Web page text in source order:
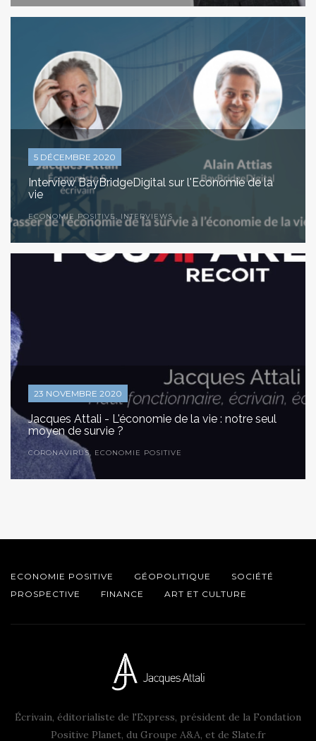
5 DÉCEMBRE 2020
Interview BayBridgeDigital sur l'Economie de la
vie
ECONOMIE POSITIVE, INTERVIEWS
23 NOVEMBRE 2020
Jacques Attali - L'économie de la vie : notre seul
moyen de survie ?
CORONAVIRUS, ECONOMIE POSITIVE
ECONOMIE POSITIVE GÉOPOLITIQUE
SOCIÉTÉ
PROSPECTIVE
FINANCE ART ET CULTURE
Écrivain, éditorialiste de l'Express, président de la Fondation
Positive Planet, du Groupe A&A, et de Slate.fr